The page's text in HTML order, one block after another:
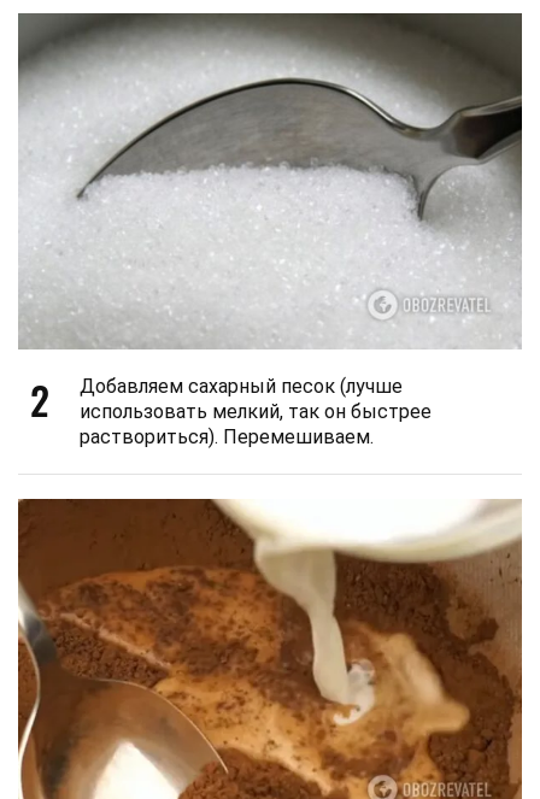
2
Добавляем сахарный песок (лучше
использовать мелкий, так он быстрее
раствориться). Перемешиваем.